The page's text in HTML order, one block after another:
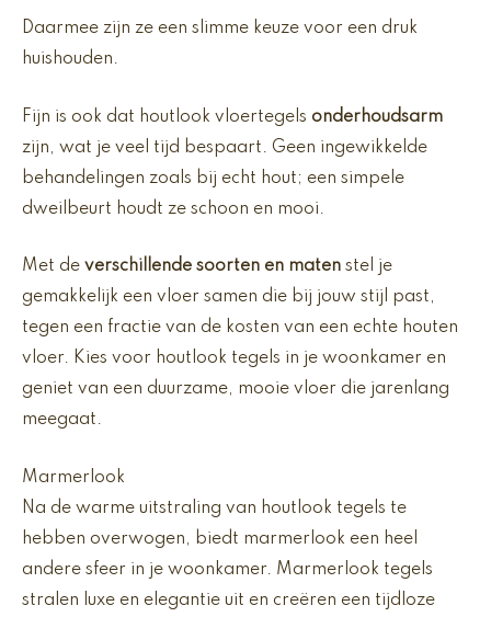
Daarmee zijn ze een slimme keuze voor een druk
huishouden.
Fijn is ook dat houtlook vloertegels onderhoudsarm
zijn, wat je veel tijd bespaart. Geen ingewikkelde
behandelingen zoals bij echt hout; een simpele
dweilbeurt houdt ze schoon en mooi.
Met de verschillende soorten en maten stel je
gemakkelijk een vloer samen die bij jouw stijl past,
tegen een fractie van de kosten van een echte houten
vloer. Kies voor houtlook tegels in je woonkamer en
geniet van een duurzame, mooie vloer die jarenlang
meegaat.
Marmerlook
Na de warme uitstraling van houtlook tegels te
hebben overwogen, biedt marmerlook een heel
andere sfeer in je woonkamer. Marmerlook tegels
stralen luxe en elegantie uit en creëren een tijdloze